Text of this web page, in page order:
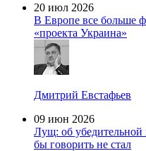
20 июл 2026
В Европе все больше
«проекта Украина»
Дмитрий Евстафьев
09 июн 2026
Лущ: об
бы говорить не стал